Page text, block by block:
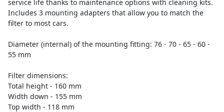
service life thanks to maintenance options with cleaning kits.
Includes 3 mounting adapters that allow you to match the
filter to most cars.
Diameter (internal) of the mounting fitting: 76 - 70 - 65 - 60 -
55 mm
Filter dimensions:
Total height - 160 mm
Width down - 155 mm
Top width - 118 mm